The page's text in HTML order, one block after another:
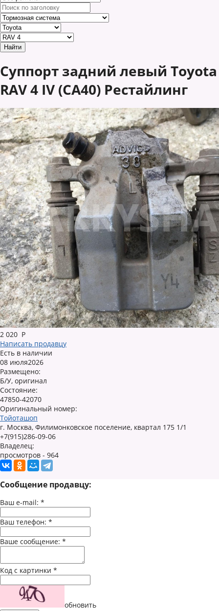
Суппорт задний левый Toyota
RAV 4 IV (CA40) Рестайлинг
2 020 Р
Написать продавцу
Есть в наличии
08 июля2026
Размещено:
Б/У, оригинал
Состояние:
47850-42070
Оригинальный номер:
Тойоташоп
г. Москва, Филимонковское поселение, квартал 175 1/1
+7(915)286-09-06
Владелец:
просмотров - 964
Сообщение продавцу:
Ваш e-mail: *
Ваш телефон: *
Ваше сообщение: *
Код с картинки *
обновить